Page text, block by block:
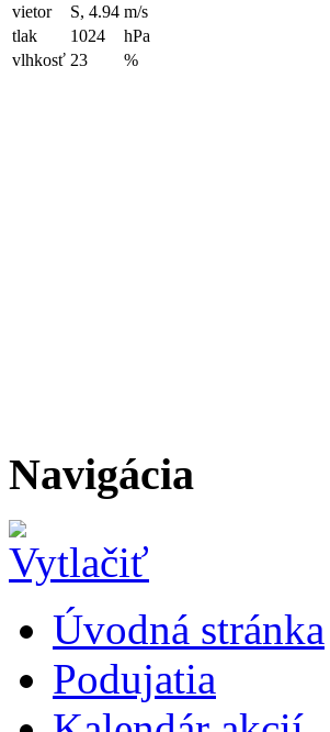
vietor S, 4.94 m/s
tlak
1024
hPa
vlhkosť 23 %
Navigácia
Úvodná stránka
Podujatia